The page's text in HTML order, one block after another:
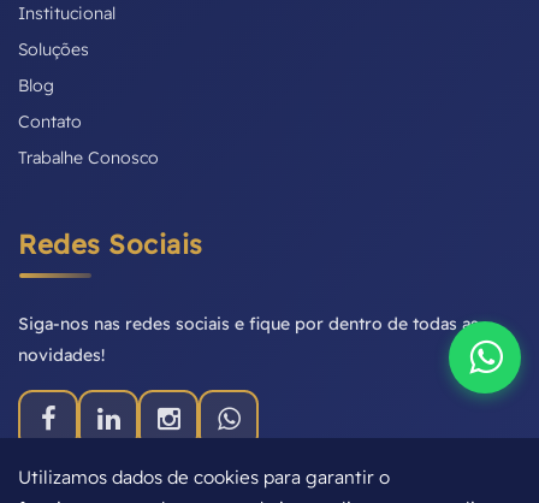
Institucional
Soluções
Blog
Contato
Trabalhe Conosco
Redes Sociais
Siga-nos nas redes sociais e fique por dentro de todas as
novidades!
Utilizamos dados de cookies para garantir o